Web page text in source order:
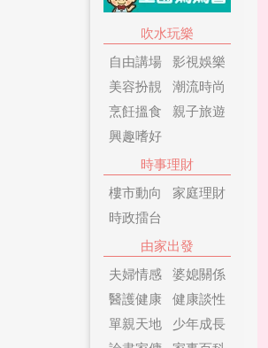
吹水玩樂
自由講場 影視娛樂
美容扮靚
潮流時尚
烹飪搵食
親子旅遊
興趣嗜好
時事理財
樓市動向
家庭理財
時政擂台
由家出發
夫婦情感 婆媳關係
醫護健康
健康談性
單親天地
少年成長